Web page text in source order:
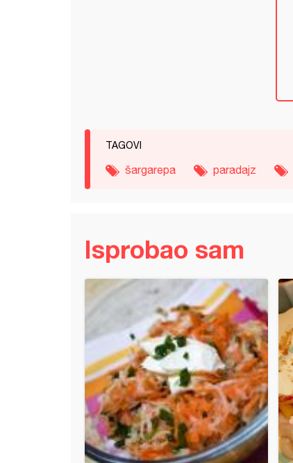
TAGOVI
šargarepa paradajz
Isprobao sam
sa kobasicom, kačkavaljem...